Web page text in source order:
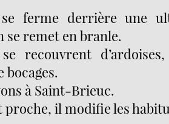
ferme derrière une
se remet en branle.
recouvrent
bocages.
à Saint-Brieuc.
proche, il modifie les